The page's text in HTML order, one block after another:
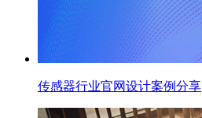
传感器行业官网设计案例分享